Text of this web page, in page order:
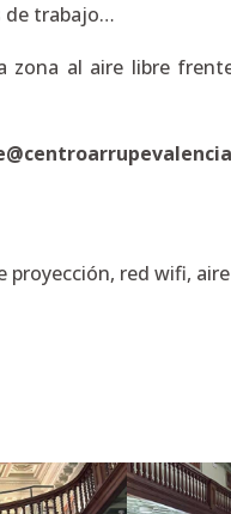
de trabajo…
zona al aire libre
proyección, red wifi,